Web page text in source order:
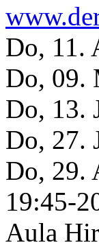
Do, 11.
Do, 09.
Do, 13.
Do, 27.
Do, 29.
19:45-
Aula